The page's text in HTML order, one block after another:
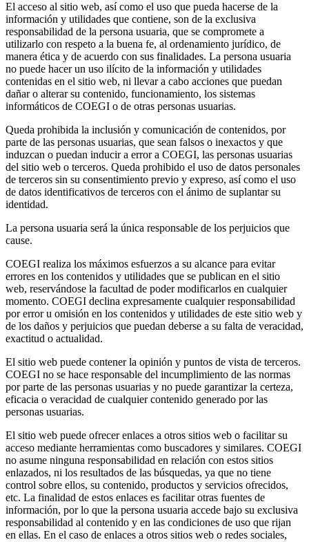
El acceso al sitio web, así como el uso que pueda hacerse de la
información y utilidades que contiene, son de la exclusiva
responsabilidad de la persona usuaria, que se compromete a
utilizarlo con respeto a la buena fe, al ordenamiento jurídico, de
manera ética y de acuerdo con sus finalidades. La persona usuaria
no puede hacer un uso ilícito de la información y utilidades
contenidas en el sitio web, ni llevar a cabo acciones que puedan
dañar o alterar su contenido, funcionamiento, los sistemas
informáticos de COEGI o de otras personas usuarias.
Queda prohibida la inclusión y comunicación de contenidos, por
parte de las personas usuarias, que sean falsos o inexactos y que
induzcan o puedan inducir a error a COEGI, las personas usuarias
del sitio web o terceros. Queda prohibido el uso de datos personales
de terceros sin su consentimiento previo y expreso, así como el uso
de datos identificativos de terceros con el ánimo de suplantar su
identidad.
La persona usuaria será la única responsable de los perjuicios que
cause.
COEGI realiza los máximos esfuerzos a su alcance para evitar
errores en los contenidos y utilidades que se publican en el sitio
web, reservándose la facultad de poder modificarlos en cualquier
momento. COEGI declina expresamente cualquier responsabilidad
por error u omisión en los contenidos y utilidades de este sitio web y
de los daños y perjuicios que puedan deberse a su falta de veracidad,
exactitud o actualidad.
El sitio web puede contener la opinión y puntos de vista de terceros.
COEGI no se hace responsable del incumplimiento de las normas
por parte de las personas usuarias y no puede garantizar la certeza,
eficacia o veracidad de cualquier contenido generado por las
personas usuarias.
El sitio web puede ofrecer enlaces a otros sitios web o facilitar su
acceso mediante herramientas como buscadores y similares. COEGI
no asume ninguna responsabilidad en relación con estos sitios
enlazados, ni los resultados de las búsquedas, ya que no tiene
control sobre ellos, su contenido, productos y servicios ofrecidos,
etc. La finalidad de estos enlaces es facilitar otras fuentes de
información, por lo que la persona usuaria accede bajo su exclusiva
responsabilidad al contenido y en las condiciones de uso que rijan
en ellas. En el caso de enlaces a otros sitios web o redes sociales,